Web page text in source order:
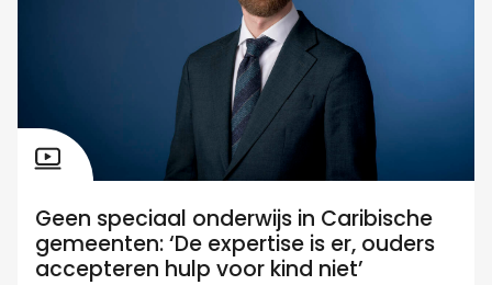
Geen speciaal onderwijs in Caribische
gemeenten: ‘De expertise is er, ouders
accepteren hulp voor kind niet’